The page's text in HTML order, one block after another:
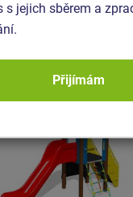
UNK-1024K-10
klasik
jejich sběrem a
Přijímám